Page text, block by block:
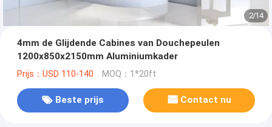
2/14
4mm de Glijdende Cabines van Douchepeulen
1200x850x2150mm Aluminiumkader
Prijs：USD 110-140 MOQ：1*20ft
Beste prijs Contact nu